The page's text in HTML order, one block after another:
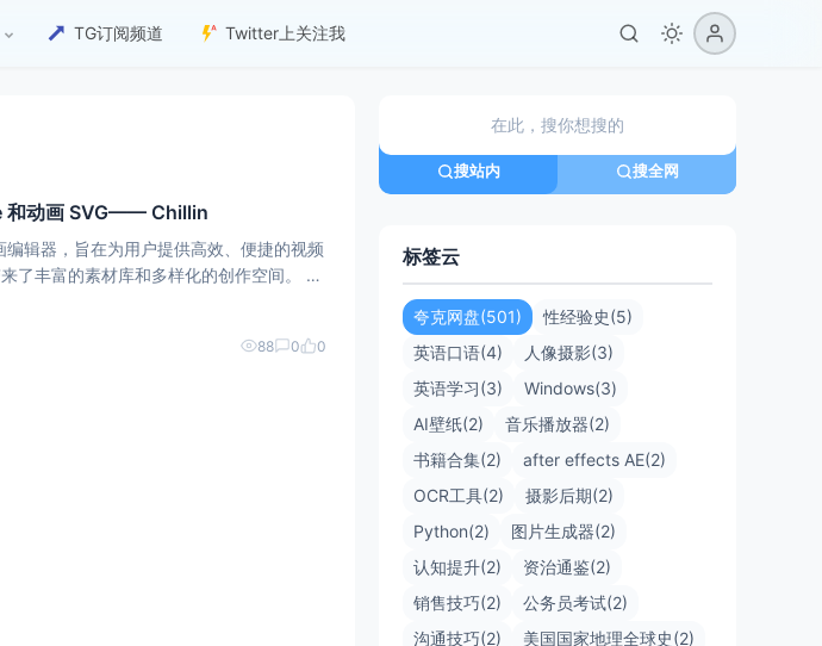
TG订阅频道 Twitter上关注我
和动画 SVG—— Chillin
辑器，旨在为用户提供高效、便捷的视频
丰富的素材库和多样化的创作空间。 在
88 0 0
搜站内 搜全网
标签云
夸克网盘(501)
性经验史(5)
英语口语(4)
人像摄影(3)
英语学习(3)
Windows(3)
AI壁纸(2)
音乐播放器(2)
书籍合集(2)
after effects AE(2)
OCR工具(2)
摄影后期(2)
Python(2)
图片生成器(2)
认知提升(2)
资治通鉴(2)
销售技巧(2)
公务员考试(2)
沟通技巧(2)
美国国家地理全球史(2)